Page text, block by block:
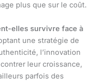
plus que sur le coût.
elles survivre face à
une stratégie de
l’innovation
leur croissance,
parfois des